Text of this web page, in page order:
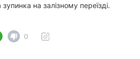
на залізному переїзді.
0